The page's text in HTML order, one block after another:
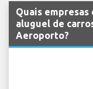
Quais
aluguel de
Aeroporto?